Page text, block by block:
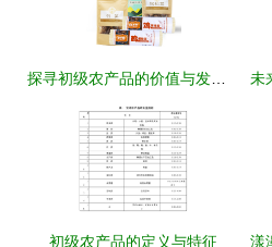
探寻初级农产品的价值与发展路径
初级农产品的定义与特征